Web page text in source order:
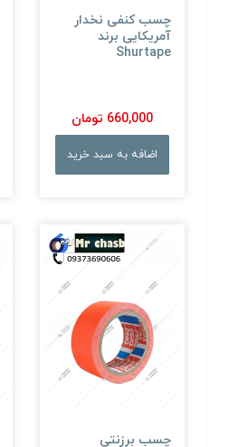
چسب کنفی نخدار
آمریکایی برند
Shurtape
660,000 تومان
اضافه به سبد خرید
چسب برزنتی